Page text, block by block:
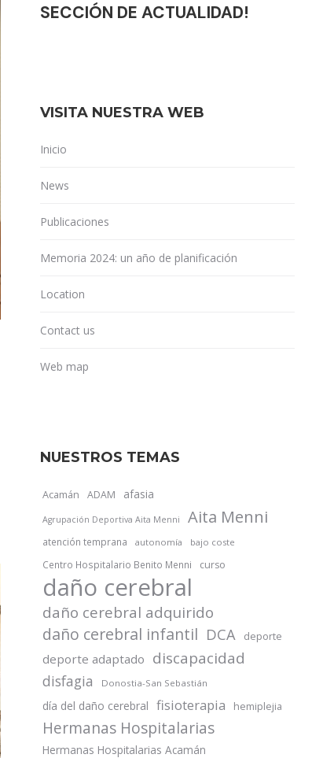
SECCIÓN DE ACTUALIDAD!
VISITA NUESTRA WEB
Inicio
News
Publicaciones
Memoria 2024: un año de planificación
Location
Contact us
Web map
NUESTROS TEMAS
Acamán ADAM afasia
Agrupación Deportiva Aita Menni Aita Menni
atención temprana autonomía bajo coste
Centro Hospitalario Benito Menni curso
daño cerebral
daño cerebral adquirido
daño cerebral infantil DCA deporte
deporte adaptado discapacidad
disfagia Donostia-San Sebastián
día del daño cerebral fisioterapia hemiplejia
Hermanas Hospitalarias
Hermanas Hospitalarias Acamán